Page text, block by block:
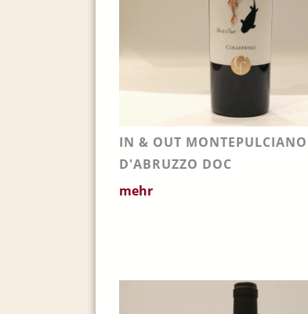
IN & OUT MONTEPULCIANO
D'ABRUZZO DOC
mehr